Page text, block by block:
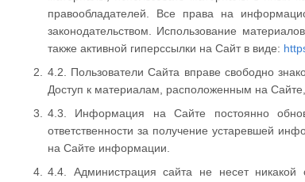
правообладателей. Все права на
законодательством. Использование
также активной гиперссылки на Сайт в виде:
4.2. Пользователи Сайта вправе свободно
Доступ к материалам, расположенным на
4.3. Информация на Сайте постоянно
ответственности за получение устаревшей
на Сайте информации.
4.4. Администрация сайта не несет никакой